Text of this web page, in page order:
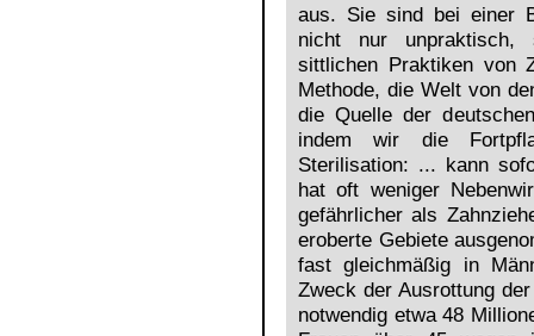
aus. Sie sind bei einer
nicht nur unpraktisch,
sittlichen Praktiken von
Methode, die Welt von
die Quelle der
indem wir die
Sterilisation: ... kann
hat oft weniger
gefährlicher als
eroberte Gebiete
fast gleichmäßig in
Zweck der Ausrottung
notwendig etwa 48